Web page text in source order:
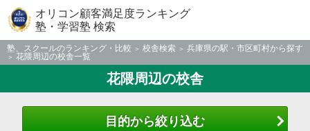
オリコン顧客満足度ランキング
塾・学習塾 検索
塾、スクールのランキング・比較 校舎検索
兵庫県の駅・市区町村から探す
花隈周辺の校舎一覧
花隈周辺の校舎
目的から絞り込む